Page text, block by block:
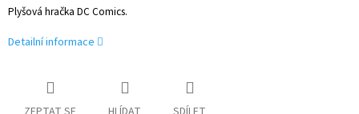
Plyšová hračka DC Comics.
Detailní informace